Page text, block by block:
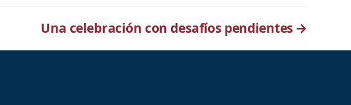
Una celebración con desafíos pendientes →